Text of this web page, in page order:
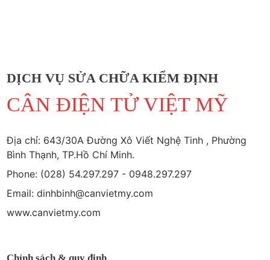
DỊCH VỤ SỬA CHỮA KIỂM ĐỊNH
CÂN ĐIỆN TỬ VIỆT MỸ
Địa chỉ: 643/30A Đường Xô Viết Nghệ Tinh , Phường
Bình Thạnh, TP.Hồ Chí Minh.
Phone: (028) 54.297.297 - 0948.297.297
Email: dinhbinh@canvietmy.com
www.canvietmy.com
Chính sách & quy định